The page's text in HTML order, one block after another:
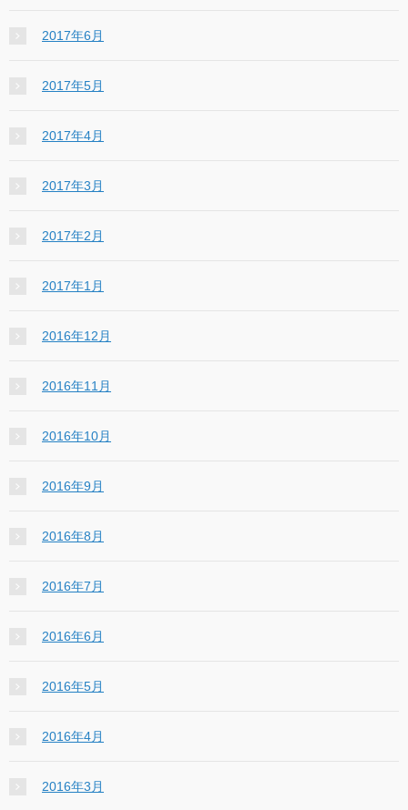
2017年6月
2017年5月
2017年4月
2017年3月
2017年2月
2017年1月
2016年12月
2016年11月
2016年10月
2016年9月
2016年8月
2016年7月
2016年6月
2016年5月
2016年4月
2016年3月